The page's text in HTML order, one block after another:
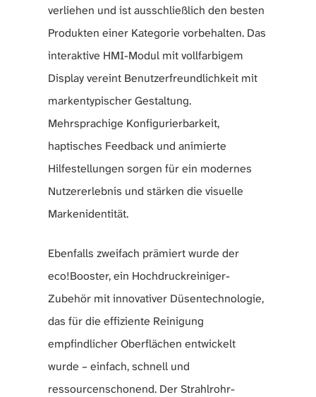
verliehen und ist ausschließlich den besten
Produkten einer Kategorie vorbehalten. Das
interaktive HMI-Modul mit vollfarbigem
Display vereint Benutzerfreundlichkeit mit
markentypischer Gestaltung.
Mehrsprachige Konfigurierbarkeit,
haptisches Feedback und animierte
Hilfestellungen sorgen für ein modernes
Nutzererlebnis und stärken die visuelle
Markenidentität.
Ebenfalls zweifach prämiert wurde der
eco!Booster, ein Hochdruckreiniger-
Zubehör mit innovativer Düsentechnologie,
das für die effiziente Reinigung
empfindlicher Oberflächen entwickelt
wurde – einfach, schnell und
ressourcenschonend. Der Strahlrohr-